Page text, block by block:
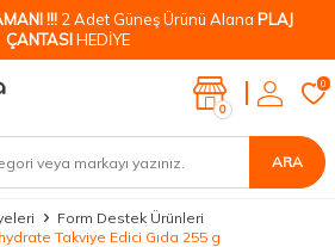
!!! 2 Adet Güneş Ürünü Alana PLAJ
ÇANTASIHEDİYE
ARA
0
0
Form Destek Ürünleri
Takviye Edici Gıda 255 g